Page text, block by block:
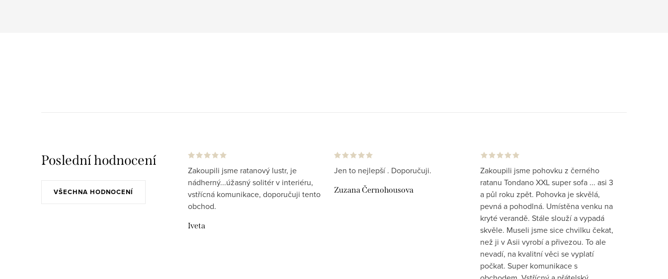
Poslední hodnocení
VŠECHNA HODNOCENÍ
Zakoupili jsme ratanový lustr, je
nádherný...úžasný solitér v interiéru,
vstřícná komunikace, doporučuji tento
obchod.
Iveta
Jen to nejlepší . Doporučuji.
Zuzana Černohousova
Zakoupili jsme pohovku z černého
ratanu Tondano XXL super sofa ... asi 3
a půl roku zpět. Pohovka je skvělá,
pevná a pohodlná. Umístěna venku na
kryté verandě. Stále slouží a vypadá
skvěle. Museli jsme sice chvilku čekat,
než ji v Asii vyrobí a přivezou. To ale
nevadí, na kvalitní věci se vyplatí
počkat. Super komunikace s